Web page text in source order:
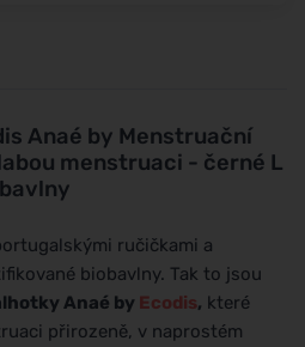
Anaé by Menstruační
menstruaci - černé L
ručičkami a
biobavlny. Tak to jsou
Anaé by Ecodis, které
přirozeně, v naprostém